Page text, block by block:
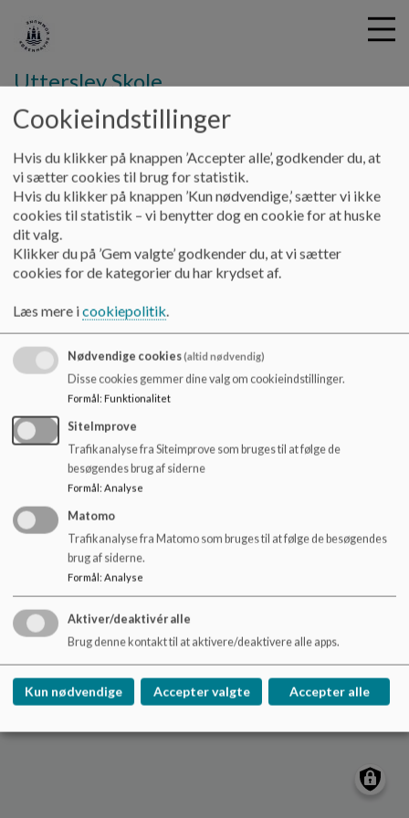
i
Utterslev Skole
Kontakt Lærere og pædagoger
Lærere og pædagoger
Lærere og pædagoger kan kontaktes ved at sende en besked
Utterslev Skole og KKFO
Skoleholdervej 20
utterslevskole@kk.dk
33 66 92 00
EAN NR. 5798009375612
Tilgængelighedserklæring
Sitemap
Cookie politik
Cookieindstillinger
Hvis du klikker på knappen ’Accepter alle’, godkender du, at
vi sætter cookies til brug for statistik.
Hvis du klikker på knappen ’Kun nødvendige,’ sætter vi ikke
cookies til statistik – vi benytter dog en cookie for at huske
dit valg.
Klikker du på ’Gem valgte’ godkender du, at vi sætter
cookies for de kategorier du har krydset af.
Læs mere icookiepolitik.
Nødvendige cookies(altid nødvendig)
Disse cookies gemmer dine valg om cookieindstillinger.
Formål: Funktionalitet
SiteImprove
Trafikanalyse fra Siteimprove som bruges til at følge de
besøgendes brug af siderne
Formål: Analyse
Matomo
Trafikanalyse fra Matomo som bruges til at følge de besøgendes
brug af siderne.
Formål: Analyse
Aktiver/deaktivér alle
Brug denne kontakt til at aktivere/deaktivere alle apps.
Kun nødvendige Accepter valgte Accepter alle